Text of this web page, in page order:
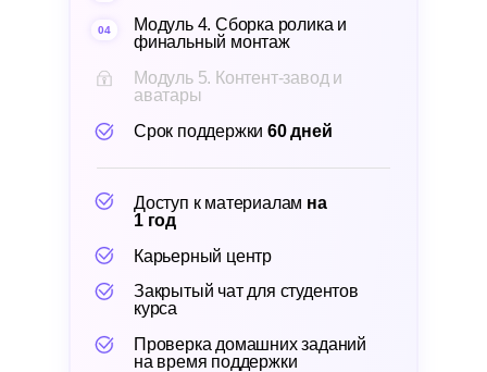
04
Модуль 4. Сборка ролика и
финальный монтаж
Модуль 5. Контент-завод и
аватары
Срок поддержки 60 дней
Доступ к материалам на
1 год
Карьерный центр
Закрытый чат для студентов
курса
Проверка домашних заданий
на время поддержки